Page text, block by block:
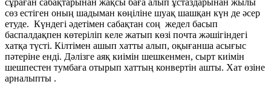
сұраған сабақтарынан жақсы баға алып ұстаздарынан жылы
сөз естіген оның шадыман көңіліне шуақ шашқан күн де әсер
етуде. Күндегі әдетімен сабақтан соң жедел басып
баспалдақпен көтеріліп келе жатып көзі почта жәшігіндегі
хатқа түсті. Кілтімен ашып хатты алып, оқығанша асығыс
пәтеріне енді. Дәлізге аяқ киімін шешкенмен, сырт киімін
шешпестен тумбаға отырып хаттың конвертін ашты. Хат өзіне
арналыпты .